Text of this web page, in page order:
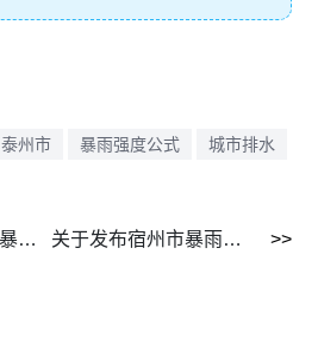
泰州市 暴雨强度公式
城市排水
论文《达州主城区暴雨强度总公式计算及对比分析》肖鹏，陈怡蓓，郑文权，于竹娟 2015.6.pdf 关于发布宿州市暴雨强度公式的通知2016年11月.png